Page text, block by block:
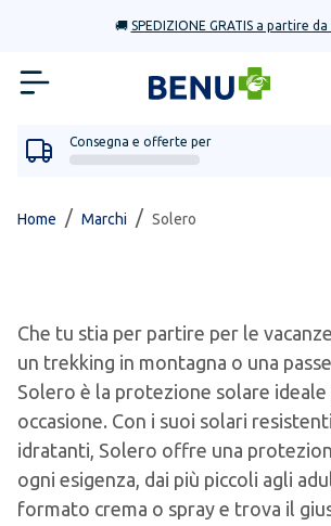
🚚 SPEDIZIONE GRATIS a partire
Consegna e offerte per
Home / Marchi / Solero
Che tu stia per partire per le
un trekking in montagna o una
Solero è la protezione solare ideale
occasione. Con i suoi solari
idratanti, Solero offre una
ogni esigenza, dai più piccoli agli
formato crema o spray e trova il